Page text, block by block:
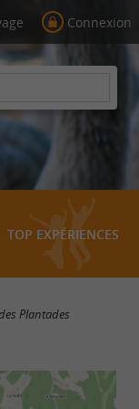
Connexion
TOP EXPÉRIENCES
Plantades